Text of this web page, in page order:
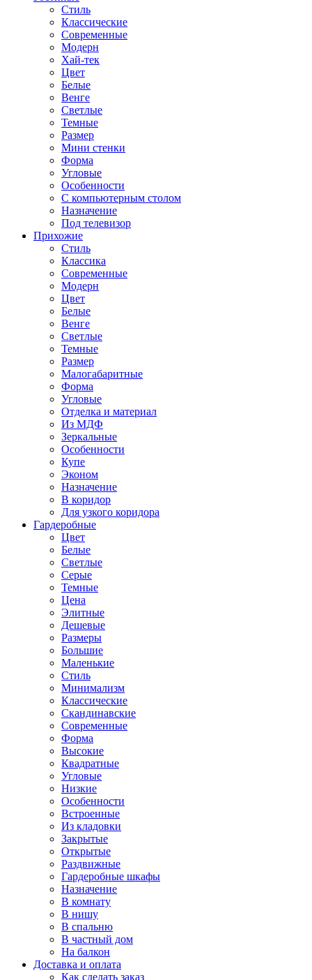
Стиль
Классические
Современные
Модерн
Хай-тек
Цвет
Белые
Венге
Светлые
Темные
Размер
Мини стенки
Форма
Угловые
Особенности
С компьютерным столом
Назначение
Под телевизор
Прихожие
Стиль
Классика
Современные
Модерн
Цвет
Белые
Венге
Светлые
Темные
Размер
Малогабаритные
Форма
Угловые
Отделка и материал
Из МДФ
Зеркальные
Особенности
Купе
Эконом
Назначение
В коридор
Для узкого коридора
Гардеробные
Цвет
Белые
Светлые
Серые
Темные
Цена
Элитные
Дешевые
Размеры
Большие
Маленькие
Стиль
Минимализм
Классические
Скандинавские
Современные
Форма
Высокие
Квадратные
Угловые
Низкие
Особенности
Встроенные
Из кладовки
Закрытые
Открытые
Раздвижные
Гардеробные шкафы
Назначение
В комнату
В нишу
В спальню
В частный дом
На балкон
Доставка и оплата
Как сделать заказ